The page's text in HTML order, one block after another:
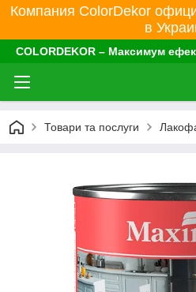
Компания ColorDekor
в
COLORDEKOR – Максимум
Товари та послуги